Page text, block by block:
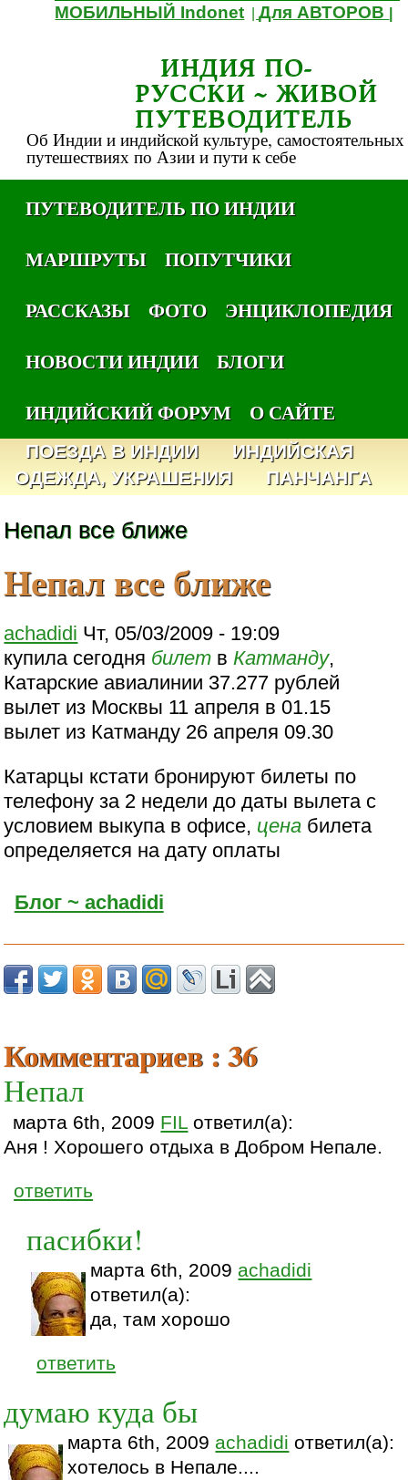
МОБИЛЬНЫЙ Indonet |Для АВТОРОВ
ИНДИЯ ПО-
РУССКИ ~ ЖИВОЙ
ПУТЕВОДИТЕЛЬ
Об Индии и индийской культуре, самостоятельных
путешествиях по Азии и пути к себе
ПУТЕВОДИТЕЛЬ ПО ИНДИИ
МАРШРУТЫ
ПОПУТЧИКИ
РАССКАЗЫ
ФОТО
ЭНЦИКЛОПЕДИЯ
НОВОСТИ ИНДИИ
БЛОГИ
ИНДИЙСКИЙ ФОРУМ
О САЙТЕ
ПОЕЗДА В ИНДИИ
ИНДИЙСКАЯ
ОДЕЖДА, УКРАШЕНИЯ
ПАНЧАНГА
Непал все ближе
Непал все ближе
achadidi Чт, 05/03/2009 - 19:09
купила сегодня билет в Катманду,
Катарские авиалинии 37.277 рублей
вылет из Москвы 11 апреля в 01.15
вылет из Катманду 26 апреля 09.30
Катарцы кстати бронируют билеты по
телефону за 2 недели до даты вылета с
условием выкупа в офисе, цена билета
определяется на дату оплаты
Блог ~ achadidi
Комментариев : 36
Непал
марта 6th, 2009 FIL ответил(а):
Аня ! Хорошего отдыха в Добром Непале.
ответить
пасибки!
марта 6th, 2009 achadidi
ответил(а):
да, там хорошо
ответить
думаю куда бы
марта 6th, 2009 achadidi ответил(а):
хотелось в Непале....